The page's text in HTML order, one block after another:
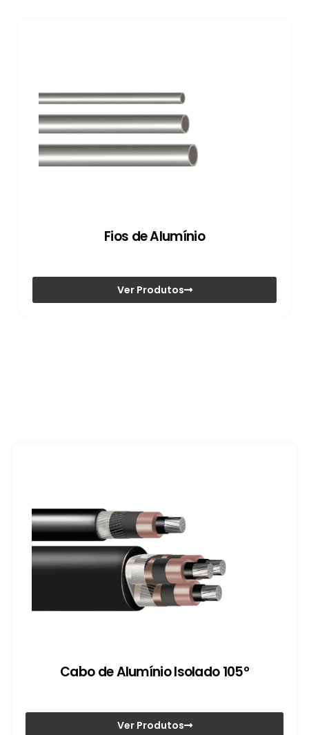
Fios de Alumínio
Ver Produtos
Cabo de Alumínio Isolado 105º
Ver Produtos